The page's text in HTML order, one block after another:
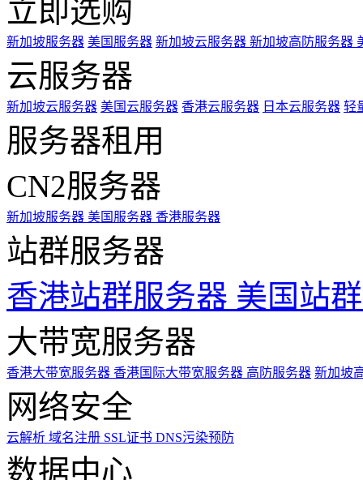
立即选购
新加坡服务器 美国服务器 新加坡云服务器 新加坡高防服务器
云服务器
新加坡云服务器 美国云服务器 香港云服务器 日本云服务器 轻
服务器租用
CN2服务器
新加坡服务器 美国服务器 香港服务器
站群服务器
香港站群服务器 美国站
大带宽服务器
香港大带宽服务器 香港国际大带宽服务器 高防服务器 新加坡
网络安全
云解析 域名注册 SSL证书 DNS污染预防
数据中心